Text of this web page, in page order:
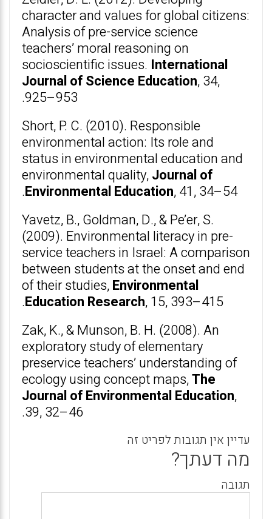
character and values for global citizens:
Analysis of pre-service science
teachers’ moral reasoning on
socioscientific issues. International
Journal of Science Education, 34,
925–953.
Short, P. C. (2010). Responsible
environmental action: Its role and
status in environmental education and
environmental quality,Journal of
Environmental Education, 41, 34–54.
Yavetz, B., Goldman, D., & Pe’er, S.
(2009). Environmental literacy in pre-
service teachers in Israel: A comparison
between students at the onset and end
of their studies,Environmental
Education Research, 15, 393–415.
Zak, K., & Munson, B. H. (2008). An
exploratory study of elementary
preservice teachers’ understanding of
ecology using concept maps,The
Journal of Environmental Education,
39, 32–46.
עדיין אין תגובות לפריט זה
מה דעתך?
תגובה